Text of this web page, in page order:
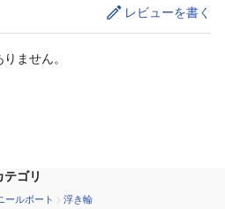
レビューを書く
ません。
ゴリ
ールボート 浮き輪